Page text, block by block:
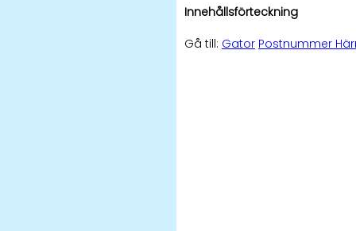
Innehållsförteckning
Gå till: Gator Postnummer